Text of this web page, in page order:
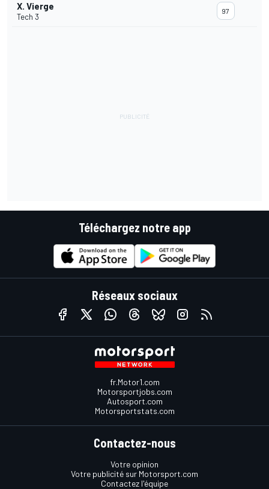
X. Vierge
Tech 3
97
Téléchargez notre app
Réseaux sociaux
fr.Motor1.com
Motorsportjobs.com
Autosport.com
Motorsportstats.com
Contactez-nous
Votre opinion
Votre publicité sur Motorsport.com
Contactez l'équipe